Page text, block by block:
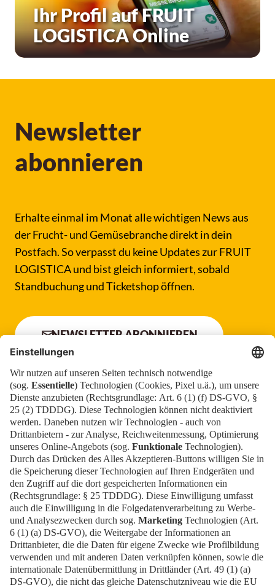
Ihr Profil auf FRUIT
LOGISTICA Online
Newsletter
abonnieren
Erhalte einmal im Monat alle wichtigen News aus
der Frucht- und Gemüsebranche direkt in dein
Postfach. So verpasst du keine Updates zur FRUIT
LOGISTICA und bist gleich informiert, sobald
Standbuchung und Ticketshop öffnen.
NEWSLETTER ABONNIEREN
NewsblogKontakt
EN
Newsletter ImpressumNewsDownloadsFAQ
DatenschutzCookies
Erklärung zur BarrierefreiheitBarrierefrei